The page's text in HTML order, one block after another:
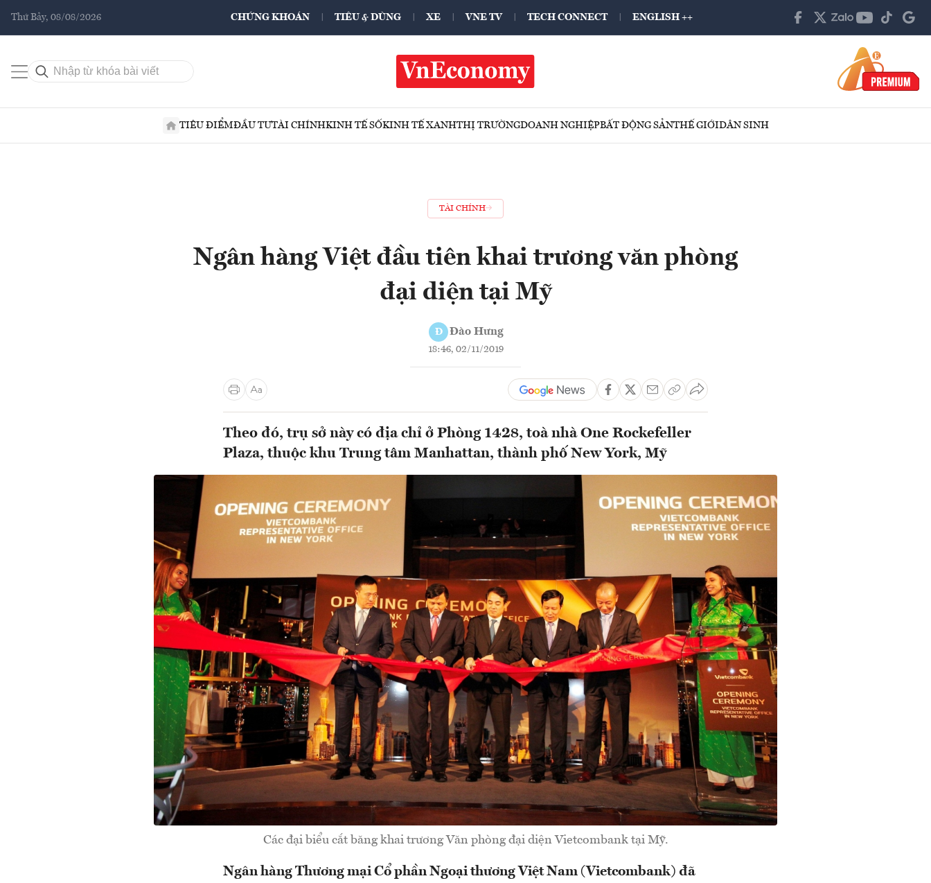
Thứ Bảy, 08/08/2026 CHỨNG KHOÁN TIÊU & DÙNG XE VNE TV TECH CONNECT ENGLISH ++
TIÊU ĐIỂMĐẦU TƯTÀI CHÍNHKINH TẾ SỐKINH TẾ XANHTHỊ TRƯỜNGDOANH NGHIỆPBẤT ĐỘNG SẢNTHẾ GIỚIDÂN SINH
TÀI CHÍNH
Ngân hàng Việt đầu tiên khai trương văn phòng
đại diện tại Mỹ
Đ Đào Hưng
18:46, 02/11/2019
Theo đó, trụ sở này có địa chỉ ở Phòng 1428, toà nhà One Rockefeller
Plaza, thuộc khu Trung tâm Manhattan, thành phố New York, Mỹ
Các đại biểu cắt băng khai trương Văn phòng đại diện Vietcombank tại Mỹ.
Ngân hàng Thương mại Cổ phần Ngoại thương Việt Nam (Vietcombank) đã